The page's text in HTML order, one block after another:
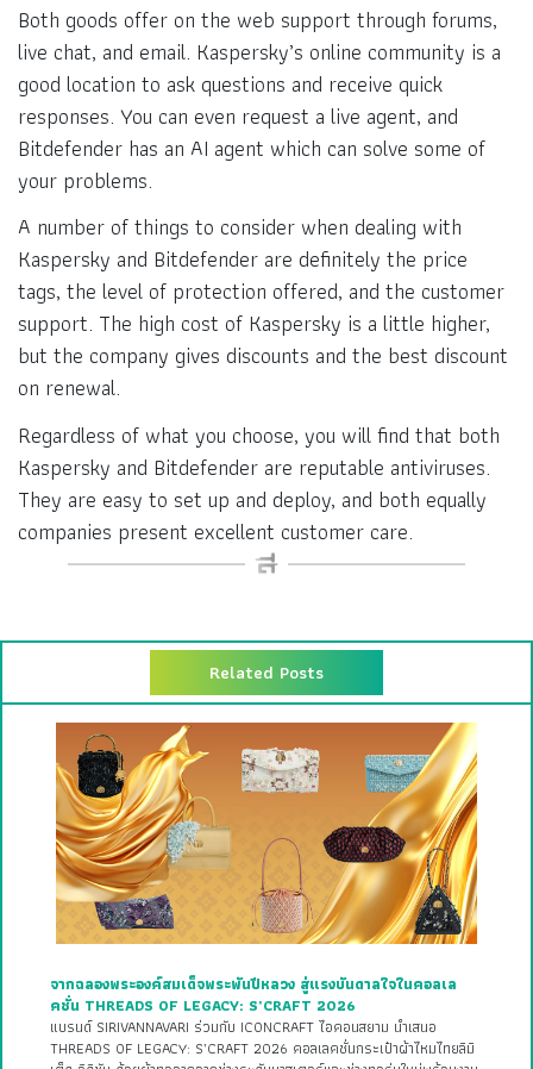
Both goods offer on the web support through forums,
live chat, and email. Kaspersky’s online community is a
good location to ask questions and receive quick
responses. You can even request a live agent, and
Bitdefender has an AI agent which can solve some of
your problems.
A number of things to consider when dealing with
Kaspersky and Bitdefender are definitely the price
tags, the level of protection offered, and the customer
support. The high cost of Kaspersky is a little higher,
but the company gives discounts and the best discount
on renewal.
Regardless of what you choose, you will find that both
Kaspersky and Bitdefender are reputable antiviruses.
They are easy to set up and deploy, and both equally
companies present excellent customer care.
Related Posts
จากฉลองพระองค์สมเด็จพระพันปีหลวง สู่แรงบันดาลใจในคอลเล
คชั่น THREADS OF LEGACY: S’CRAFT 2026
แบรนด์ SIRIVANNAVARI ร่วมกับ ICONCRAFT ไอคอนสยาม นำเสนอ
THREADS OF LEGACY: S’CRAFT 2026 คอลเลคชั่นกระเป๋าผ้าไหมไทยลิมิ